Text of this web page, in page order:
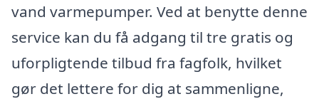
vand varmepumper. Ved at benytte denne
service kan du få adgang til tre gratis og
uforpligtende tilbud fra fagfolk, hvilket
gør det lettere for dig at sammenligne,